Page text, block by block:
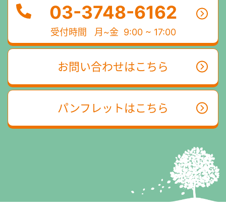
03-3748-6162
受付時間 月~金 9:00 ~ 17:00
パンフレットはこちら
お問い合わせはこちら